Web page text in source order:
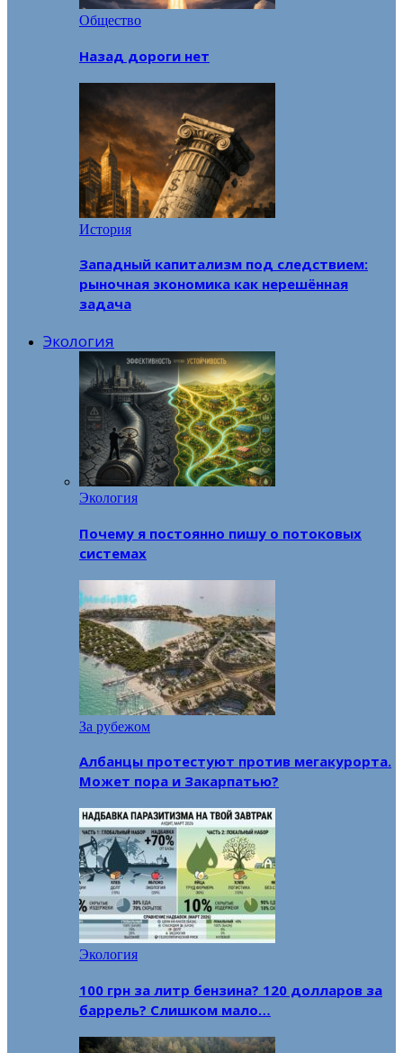
Общество
Назад дороги нет
История
Западный капитализм под следствием:
рыночная экономика как нерешённая
задача
Экология
Экология
Почему я постоянно пишу о потоковых
системах
За рубежом
Албанцы протестуют против мегакурорта.
Может пора и Закарпатью?
Экология
100 грн за литр бензина? 120 долларов за
баррель? Слишком мало…